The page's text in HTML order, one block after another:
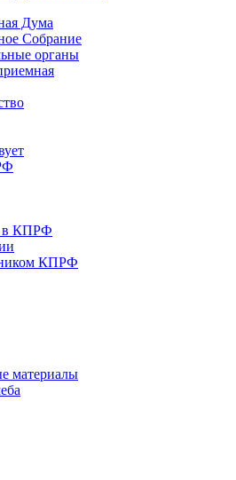
Дума
Собрание
органы
в КПРФ
КПРФ
материалы